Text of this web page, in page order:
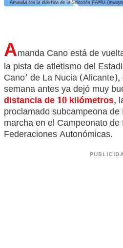
Amanda Cano está de
la pista de atletismo del
Cano’ de La Nucia (Alicante),
semana antes ya dejó muy
distancia de 10 kilómetros,
proclamado subcampeona
marcha en el Campeonato
Federaciones Autonómicas.